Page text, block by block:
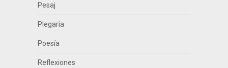
Pesaj
Plegaria
Poesía
Reflexiones